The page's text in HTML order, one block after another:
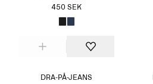
450 SEK
DRA-PÅ-JEANS